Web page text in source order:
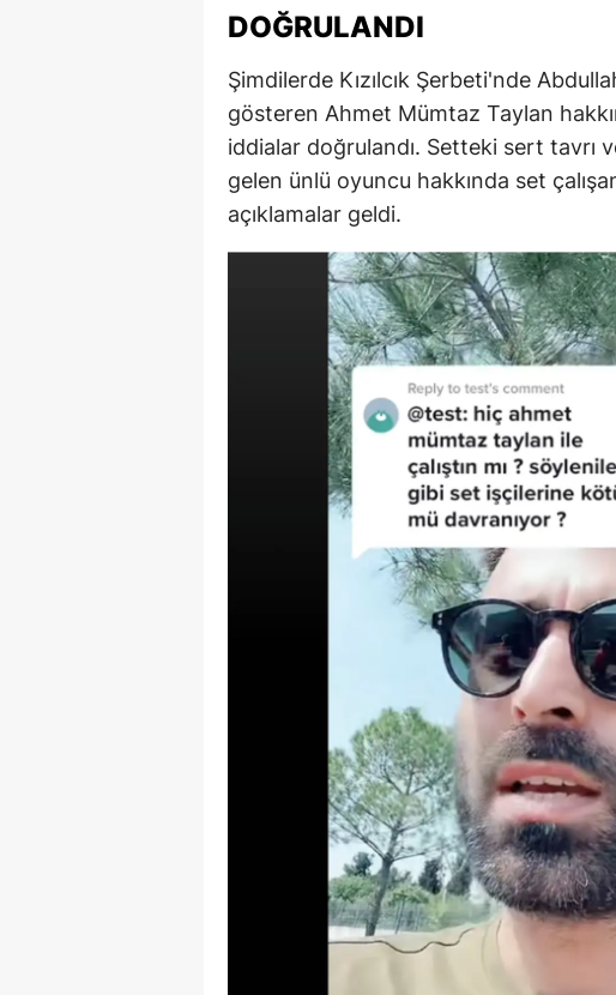
DOĞRULANDI
Şimdilerde Kızılcık Şerbeti'nde
gösteren Ahmet Mümtaz Taylan
iddialar doğrulandı. Setteki sert tavrı
gelen ünlü oyuncu hakkında set
açıklamalar geldi.